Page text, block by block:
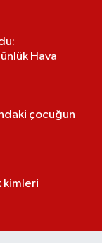
Hava
çocuğun
kimleri